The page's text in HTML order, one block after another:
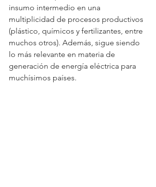
insumo intermedio en una
multiplicidad de procesos productivos
(plástico, químicos y fertilizantes, entre
muchos otros). Además, sigue siendo
lo más relevante en materia de
generación de energía eléctrica para
muchísimos países.